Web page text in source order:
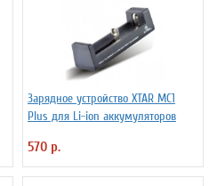
Зарядное устройство XTAR MC1
Plus для Li-ion аккумуляторов
570 р.